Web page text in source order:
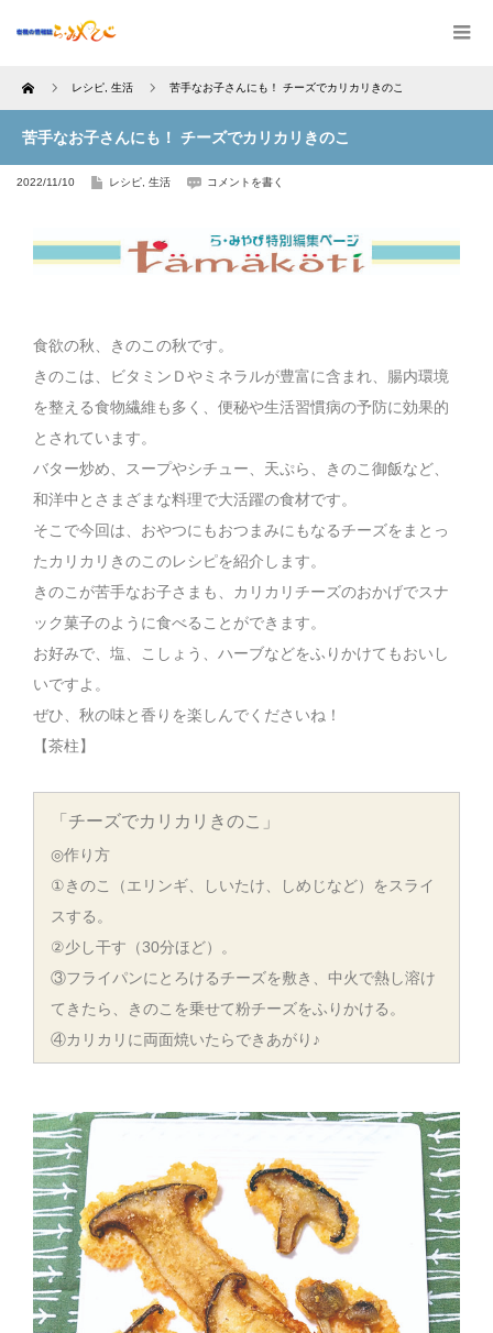
Home レシピ 生活 苦手なお子さんにも！ チーズでカリカリきのこ
苦手なお子さんにも！ チーズでカリカリきのこ
2022/11/10 レシピ 生活 コメントを書く
食欲の秋、きのこの秋です。
きのこは、ビタミンＤやミネラルが豊富に含まれ、腸内環境
を整える食物繊維も多く、便秘や生活習慣病の予防に効果的
とされています。
バター炒め、スープやシチュー、天ぷら、きのこ御飯など、
和洋中とさまざまな料理で大活躍の食材です。
そこで今回は、おやつにもおつまみにもなるチーズをまとっ
たカリカリきのこのレシピを紹介します。
きのこが苦手なお子さまも、カリカリチーズのおかげでスナ
ック菓子のように食べることができます。
お好みで、塩、こしょう、ハーブなどをふりかけてもおいし
いですよ。
ぜひ、秋の味と香りを楽しんでくださいね！
【茶柱】
「チーズでカリカリきのこ」
◎作り方
①きのこ（エリンギ、しいたけ、しめじなど）をスライ
スする。
②少し干す（30分ほど）。
③フライパンにとろけるチーズを敷き、中火で熱し溶け
てきたら、きのこを乗せて粉チーズをふりかける。
④カリカリに両面焼いたらできあがり♪